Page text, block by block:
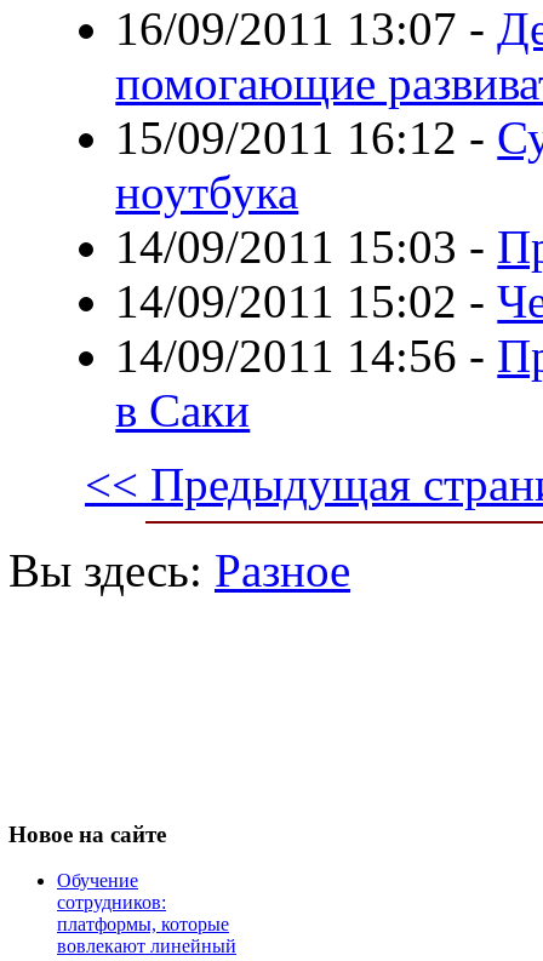
16/09/2011 13:07 -
помогающие
15/09/2011 16:12 -
ноутбука
14/09/2011 15:03 -
14/09/2011 15:02 -
14/09/2011 14:56 -
в Саки
<< Предыдущая
Вы здесь: Разное
Новое на сайте
Обучение
сотрудников:
платформы, которые
вовлекают линейный